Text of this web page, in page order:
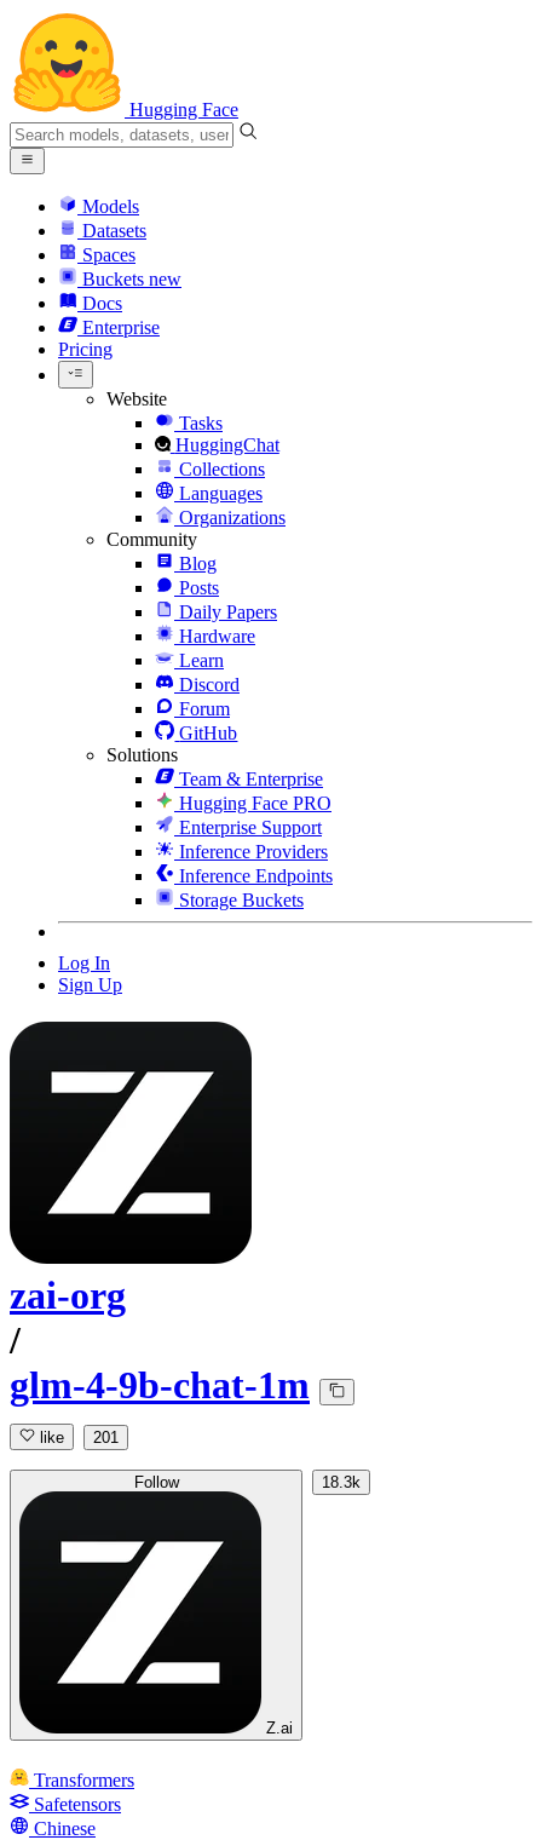
Hugging Face
Models
Datasets
Spaces
Buckets new
Docs
Enterprise
Pricing
Website
Tasks
HuggingChat
Collections
Languages
Organizations
Community
Blog
Posts
Daily Papers
Hardware
Learn
Discord
Forum
GitHub
Solutions
Team & Enterprise
Hugging Face PRO
Enterprise Support
Inference Providers
Inference Endpoints
Storage Buckets
Log In
Sign Up
zai-org
/
glm-4-9b-chat-1m
like 201
Follow
Z.ai
18.3k
Transformers
Safetensors
Chinese